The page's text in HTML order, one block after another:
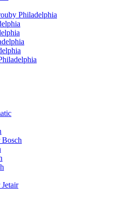
Philadelphia
Bosch
Jetair